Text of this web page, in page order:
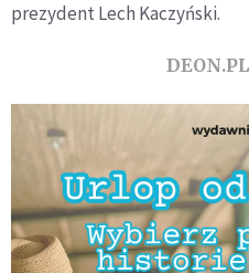
prezydent Lech Kaczyński.